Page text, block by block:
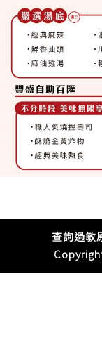
查詢過敏